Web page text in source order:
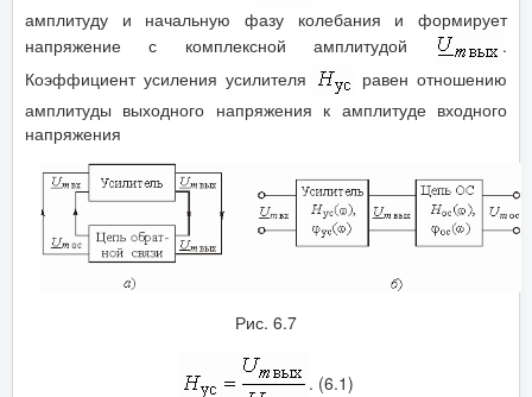
амплитуду и начальную фазу колебания и формирует
напряжение с комплексной амплитудой
.
Коэффициент усиления усилителя
равен отношению
амплитуды выходного напряжения к амплитуде входного
напряжения
Рис. 6.7
. (6.1)